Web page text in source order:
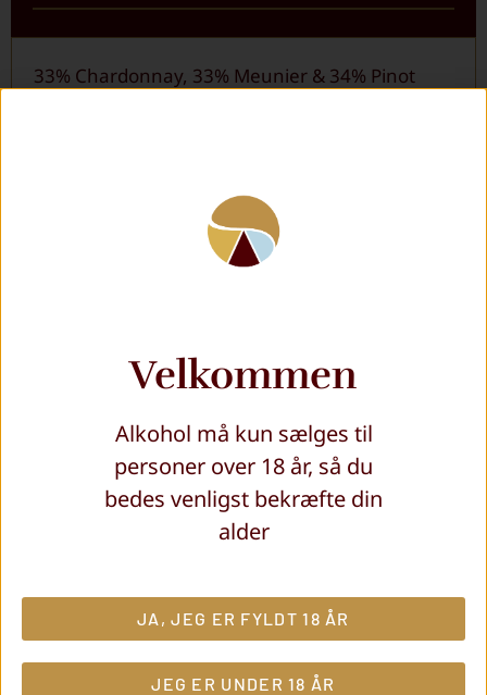
33% Chardonnay, 33% Meunier & 34% Pinot
Dosage 7 g/liter = Brut (tør)
Karakteristika: Kompleks – Moden –
champagnedruer som giver en gylden gul farve
af citrus og noter af tørret og kandiseret frugt.
Den har et blomsteragtigt touch som giver
finesse og friskhed. Måske den meste elegante
champagne fra Autreau Lasnot
til hele måltidet og endda god til ostebordet
Velkommen
Alkohol må kun sælges til
personer over 18 år, så du
bedes venligst bekræfte din
alder
JA, JEG ER FYLDT 18 ÅR
JEG ER UNDER 18 ÅR